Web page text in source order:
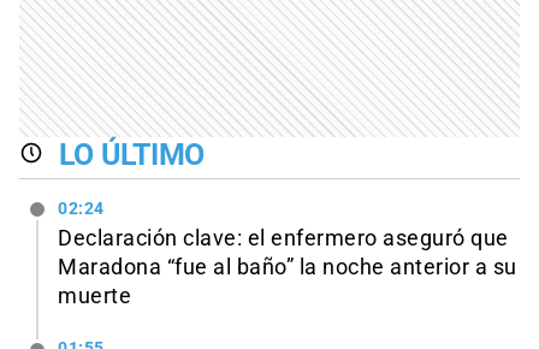
LO ÚLTIMO
02:24
Declaración clave: el enfermero aseguró que
Maradona “fue al baño” la noche anterior a su
muerte